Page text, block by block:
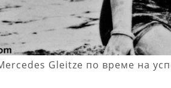
Gleitze по време на